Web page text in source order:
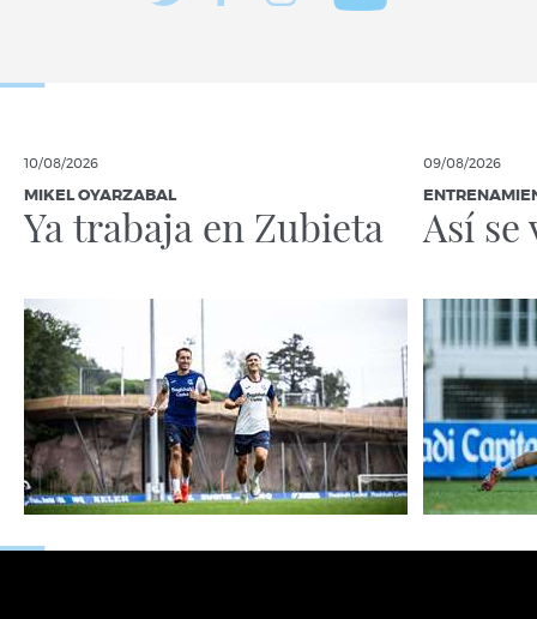
10/08/2026
MIKEL OYARZABAL
Ya trabaja en Zubieta
09/08/2026
Así